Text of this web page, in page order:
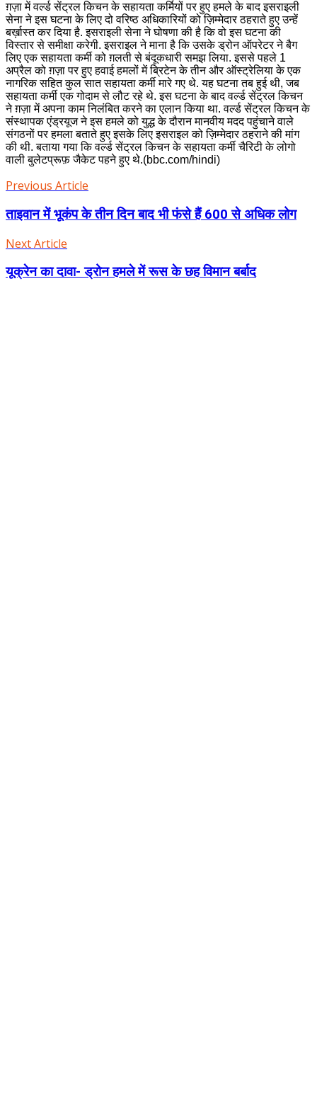
ग़ज़ा में वर्ल्ड सेंट्रल किचन के सहायता कर्मियों पर हुए हमले के बाद इसराइली
सेना ने इस घटना के लिए दो वरिष्ठ अधिकारियों को ज़िम्मेदार ठहराते हुए उन्हें
बर्ख़ास्त कर दिया है. इसराइली सेना ने घोषणा की है कि वो इस घटना की
विस्तार से समीक्षा करेगी. इसराइल ने माना है कि उसके ड्रोन ऑपरेटर ने बैग
लिए एक सहायता कर्मी को ग़लती से बंदूकधारी समझ लिया. इससे पहले 1
अप्रैल को ग़ज़ा पर हुए हवाई हमलों में ब्रिटेन के तीन और ऑस्ट्रेलिया के एक
नागरिक सहित कुल सात सहायता कर्मी मारे गए थे. यह घटना तब हुई थी, जब
सहायता कर्मी एक गोदाम से लौट रहे थे. इस घटना के बाद वर्ल्ड सेंट्रल किचन
ने ग़ज़ा में अपना काम निलंबित करने का एलान किया था. वर्ल्ड सेंट्रल किचन के
संस्थापक एंड्रयूज ने इस हमले को युद्ध के दौरान मानवीय मदद पहुंचाने वाले
संगठनों पर हमला बताते हुए इसके लिए इसराइल को ज़िम्मेदार ठहराने की मांग
की थी. बताया गया कि वर्ल्ड सेंट्रल किचन के सहायता कर्मी चैरिटी के लोगो
वाली बुलेटप्रूफ़ जैकेट पहने हुए थे.(bbc.com/hindi)
Previous Article
ताइवान में भूकंप के तीन दिन बाद भी फंसे हैं 600 से अधिक लोग
Next Article
यूक्रेन का दावा- ड्रोन हमले में रूस के छह विमान बर्बाद